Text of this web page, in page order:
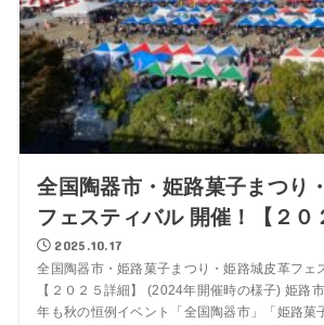
全国陶器市・姫路菓子まつり
フェスティバル 開催！【２０
2025.10.17
全国陶器市・姫路菓子まつり・姫路城皮革フェ
【２０２５詳細】 (2024年開催時の様子) 姫路
年も秋の恒例イベント「全国陶器市」「姫路菓